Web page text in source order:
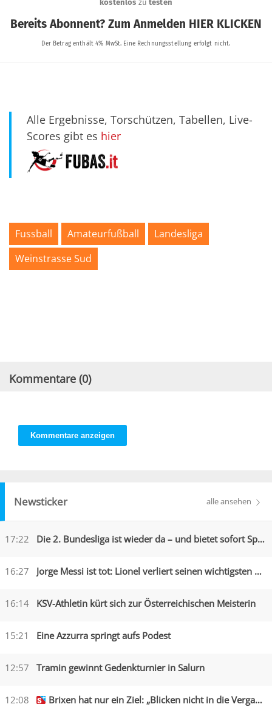
Alle Ergebnisse, Torschützen, Tabellen, Live-
Scores gibt es hier
Fussball Amateurfußball
Landesliga
Weinstrasse Sud
Kommentare (0)
Kommentare anzeigen
Newsticker alle ansehen
17:22 Die 2. Bundesliga ist wieder da – und bietet sofort Spektakel
16:27 Jorge Messi ist tot: Lionel verliert seinen wichtigsten Begleiter
16:14 KSV-Athletin kürt sich zur Österreichischen Meisterin
15:21 Eine Azzurra springt aufs Podest
12:57 Tramin gewinnt Gedenkturnier in Salurn
12:08 Brixen hat nur ein Ziel: „Blicken nicht in die Vergangenheit“